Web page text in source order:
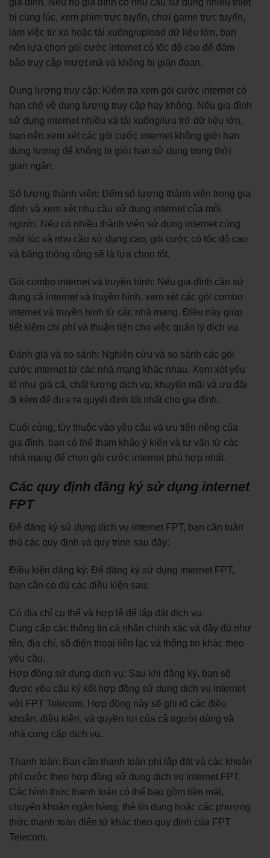
gia đình. Nếu hộ gia đình có nhu cầu sử dụng nhiều thiết
bị cùng lúc, xem phim trực tuyến, chơi game trực tuyến,
làm việc từ xa hoặc tải xuống/upload dữ liệu lớn, bạn
nên lựa chọn gói cước internet có tốc độ cao để đảm
bảo truy cập mượt mà và không bị gián đoạn.
Dung lượng truy cập: Kiểm tra xem gói cước internet có
hạn chế về dung lượng truy cập hay không. Nếu gia đình
sử dụng internet nhiều và tải xuống/lưu trữ dữ liệu lớn,
bạn nên xem xét các gói cước internet không giới hạn
dung lượng để không bị giới hạn sử dụng trong thời
gian ngắn.
Số lượng thành viên: Đếm số lượng thành viên trong gia
đình và xem xét nhu cầu sử dụng internet của mỗi
người. Nếu có nhiều thành viên sử dụng internet cùng
một lúc và nhu cầu sử dụng cao, gói cước có tốc độ cao
và băng thông rộng sẽ là lựa chọn tốt.
Gói combo internet và truyền hình: Nếu gia đình cần sử
dụng cả internet và truyền hình, xem xét các gói combo
internet và truyền hình từ các nhà mạng. Điều này giúp
tiết kiệm chi phí và thuận tiện cho việc quản lý dịch vụ.
Đánh giá và so sánh: Nghiên cứu và so sánh các gói
cước internet từ các nhà mạng khác nhau. Xem xét yếu
tố như giá cả, chất lượng dịch vụ, khuyến mãi và ưu đãi
đi kèm để đưa ra quyết định tốt nhất cho gia đình.
Cuối cùng, tùy thuộc vào yêu cầu và ưu tiên riêng của
gia đình, bạn có thể tham khảo ý kiến và tư vấn từ các
nhà mạng để chọn gói cước internet phù hợp nhất.
Các quy định đăng ký sử dụng internet
FPT
Để đăng ký sử dụng dịch vụ internet FPT, bạn cần tuân
thủ các quy định và quy trình sau đây:
Điều kiện đăng ký: Để đăng ký sử dụng internet FPT,
bạn cần có đủ các điều kiện sau:
Có địa chỉ cụ thể và hợp lệ để lắp đặt dịch vụ.
Cung cấp các thông tin cá nhân chính xác và đầy đủ như
tên, địa chỉ, số điện thoại liên lạc và thông tin khác theo
yêu cầu.
Hợp đồng sử dụng dịch vụ: Sau khi đăng ký, bạn sẽ
được yêu cầu ký kết hợp đồng sử dụng dịch vụ internet
với FPT Telecom. Hợp đồng này sẽ ghi rõ các điều
khoản, điều kiện, và quyền lợi của cả người dùng và
nhà cung cấp dịch vụ.
Thanh toán: Bạn cần thanh toán phí lắp đặt và các khoản
phí cước theo hợp đồng sử dụng dịch vụ internet FPT.
Các hình thức thanh toán có thể bao gồm tiền mặt,
chuyển khoản ngân hàng, thẻ tín dụng hoặc các phương
thức thanh toán điện tử khác theo quy định của FPT
Telecom.